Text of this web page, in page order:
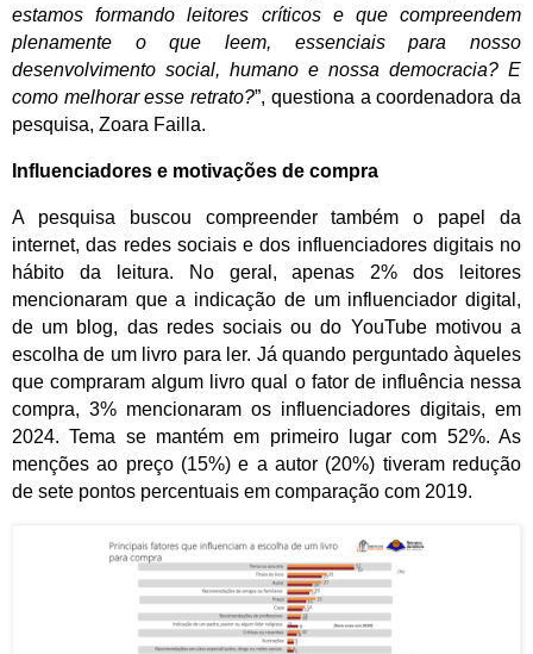
estamos formando leitores críticos e que compreendem
plenamente o que leem, essenciais para nosso
desenvolvimento social, humano e nossa democracia? E
como melhorar esse retrato?”, questiona a coordenadora da
pesquisa, Zoara Failla.
Influenciadores e motivações de compra
A pesquisa buscou compreender também o papel da
internet, das redes sociais e dos influenciadores digitais no
hábito da leitura. No geral, apenas 2% dos leitores
mencionaram que a indicação de um influenciador digital,
de um blog, das redes sociais ou do YouTube motivou a
escolha de um livro para ler. Já quando perguntado àqueles
que compraram algum livro qual o fator de influência nessa
compra, 3% mencionaram os influenciadores digitais, em
2024. Tema se mantém em primeiro lugar com 52%. As
menções ao preço (15%) e a autor (20%) tiveram redução
de sete pontos percentuais em comparação com 2019.